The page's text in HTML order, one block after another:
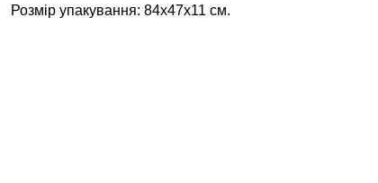
Розмір упакування: 84х47х11 см.